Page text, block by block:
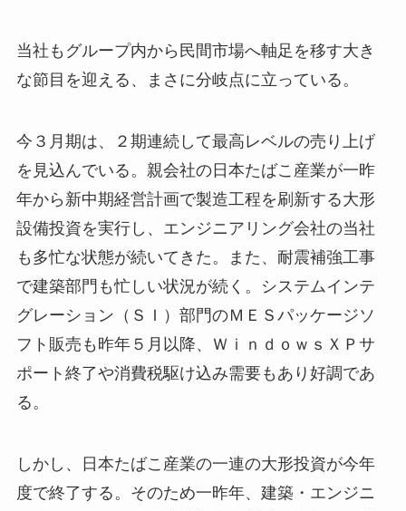
当社もグループ内から民間市場へ軸足を移す大き
な節目を迎える、まさに分岐点に立っている。
今３月期は、２期連続して最高レベルの売り上げ
を見込んでいる。親会社の日本たばこ産業が一昨
年から新中期経営計画で製造工程を刷新する大形
設備投資を実行し、エンジニアリング会社の当社
も多忙な状態が続いてきた。また、耐震補強工事
で建築部門も忙しい状況が続く。システムインテ
グレーション（ＳＩ）部門のＭＥＳパッケージソ
フト販売も昨年５月以降、ＷｉｎｄｏｗｓＸＰサ
ポート終了や消費税駆け込み需要もあり好調であ
る。
しかし、日本たばこ産業の一連の大形投資が今年
度で終了する。そのため一昨年、建築・エンジニ